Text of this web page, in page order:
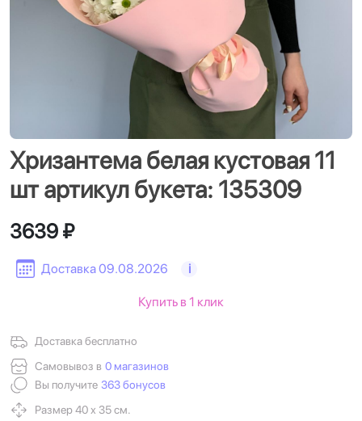
Хризантема белая кустовая 11
шт артикул букета: 135309
Доставка 09.08.2026 i
3639 ₽
Доставка бесплатно
Самовывоз в 0 магазинов
Вы получите 363 бонусов
Размер 40 х 35 см.
Купить в 1 клик